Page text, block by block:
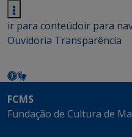
ir para conteúdoir para
Ouvidoria Transparência
FCMS
Fundação de Cultura de